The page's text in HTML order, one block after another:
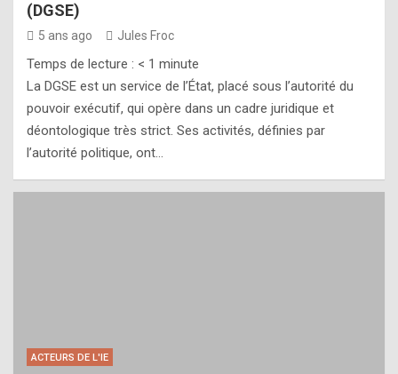
(DGSE)
5 ans ago Jules Froc
Temps de lecture : < 1 minute
La DGSE est un service de l’État, placé sous l’autorité du
pouvoir exécutif, qui opère dans un cadre juridique et
déontologique très strict. Ses activités, définies par
l’autorité politique, ont…
ACTEURS DE L'IE